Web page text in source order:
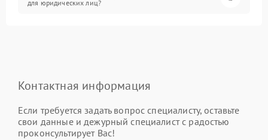
для юридических лиц?
Контактная информация
Если требуется задать вопрос специалисту, оставьте
свои данные и дежурный специалист с радостью
проконсультирует Вас!